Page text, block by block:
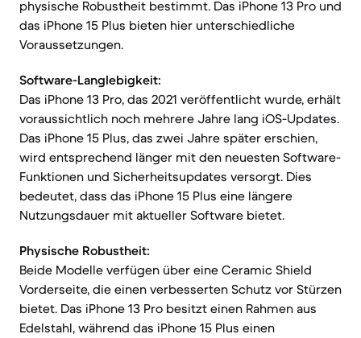
physische Robustheit bestimmt. Das iPhone 13 Pro und
das iPhone 15 Plus bieten hier unterschiedliche
Voraussetzungen.
Software-Langlebigkeit:
Das iPhone 13 Pro, das 2021 veröffentlicht wurde, erhält
voraussichtlich noch mehrere Jahre lang iOS-Updates.
Das iPhone 15 Plus, das zwei Jahre später erschien,
wird entsprechend länger mit den neuesten Software-
Funktionen und Sicherheitsupdates versorgt. Dies
bedeutet, dass das iPhone 15 Plus eine längere
Nutzungsdauer mit aktueller Software bietet.
Physische Robustheit:
Beide Modelle verfügen über eine Ceramic Shield
Vorderseite, die einen verbesserten Schutz vor Stürzen
bietet. Das iPhone 13 Pro besitzt einen Rahmen aus
Edelstahl, während das iPhone 15 Plus einen